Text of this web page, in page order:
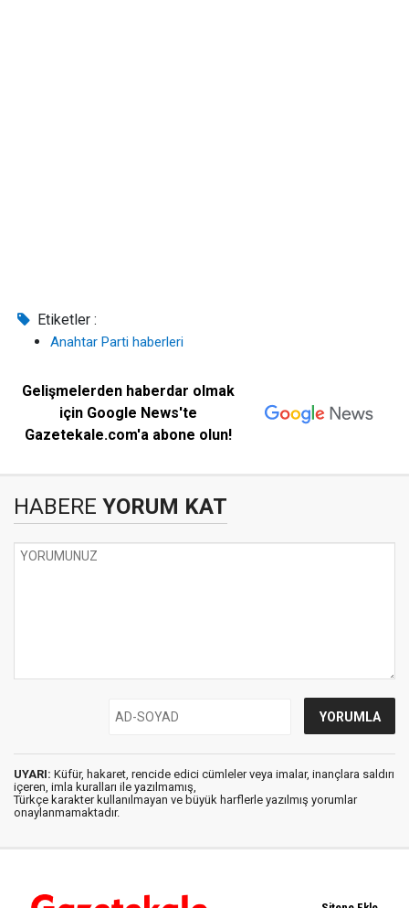
Etiketler :
Anahtar Parti haberleri
Gelişmelerden haberdar olmak
için Google News'te
Gazetekale.com'a abone olun!
HABERE YORUM KAT
UYARI: Küfür, hakaret, rencide edici cümleler veya imalar, inançlara saldırı
içeren, imla kuralları ile yazılmamış,
Türkçe karakter kullanılmayan ve büyük harflerle yazılmış yorumlar
onaylanmamaktadır.